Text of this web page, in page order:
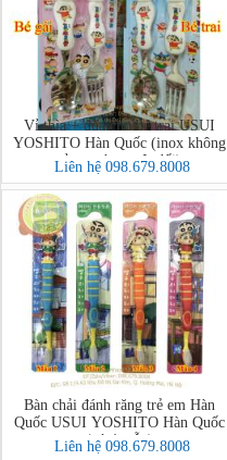
Vỉ thìa + đũa cho bé trai USUI
YOSHITO Hàn Quốc (inox không
gỉ,an toàn tuyệt đối)
Liên hệ 098.679.8008
Bàn chải đánh răng trẻ em Hàn
Quốc USUI YOSHITO Hàn Quốc
(có 4 mẫu)
Liên hệ 098.679.8008